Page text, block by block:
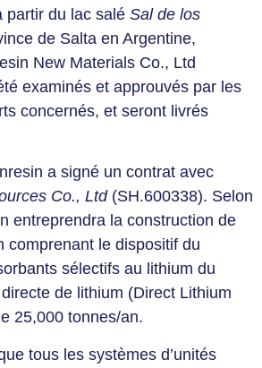
partir du lac salé Sal de los
de Salta en Argentine,
New Materials Co., Ltd
examinés et approuvés par les
concernés, et seront livrés
a signé un contrat avec
Co., Ltd (SH.600338). Selon
entreprendra la construction de
comprenant le dispositif du
sélectifs au lithium du
de lithium (Direct Lithium
25,000 tonnes/an.
tous les systèmes d’unités